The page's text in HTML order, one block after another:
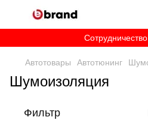
Автотовары Автотюнинг
Шумоизоляция
Фильтр